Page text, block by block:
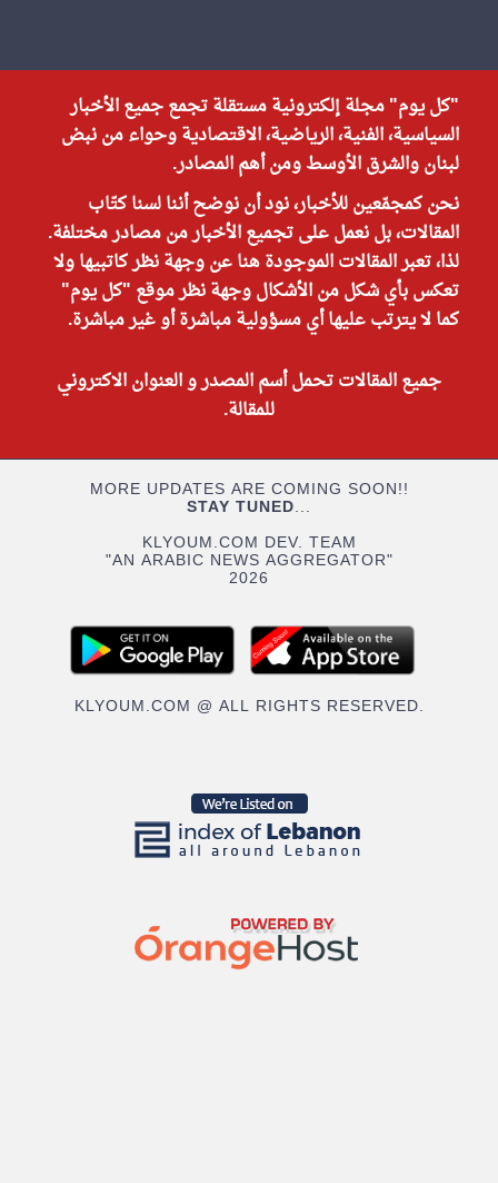
"كل يوم" مجلة إلكترونية مستقلة تجمع جميع الأخبار
السياسية، الفنية، الرياضية، الاقتصادية وحواء من نبض
لبنان والشرق الأوسط ومن أهم المصادر.
نحن كمجمّعين للأخبار، نود أن نوضح أننا لسنا كتّاب
المقالات، بل نعمل على تجميع الأخبار من مصادر مختلفة.
لذا، تعبر المقالات الموجودة هنا عن وجهة نظر كاتبيها ولا
تعكس بأي شكل من الأشكال وجهة نظر موقع "كل يوم"
كما لا يترتب عليها أي مسؤولية مباشرة أو غير مباشرة.
جميع المقالات تحمل أسم المصدر و العنوان الاكتروني
للمقالة.
MORE UPDATES ARE COMING SOON!!
STAY TUNED...
KLYOUM.COM DEV. TEAM
"AN ARABIC NEWS AGGREGATOR"
2026
KLYOUM.COM @ ALL RIGHTS RESERVED.